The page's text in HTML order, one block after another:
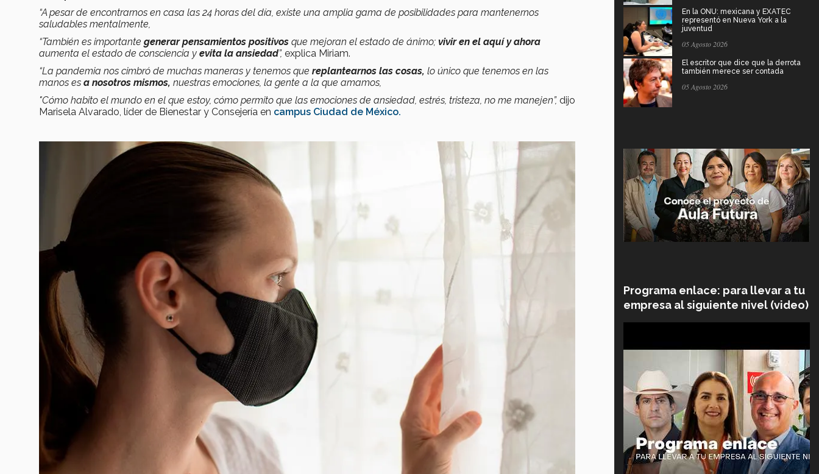
“A pesar de encontrarnos en casa las 24 horas del día, existe una amplia gama de posibilidades para mantenernos
saludables mentalmente,
“También es importante generar pensamientos positivos que mejoran el estado de ánimo; vivir en el aquí y ahora
aumenta el estado de consciencia y evita la ansiedad”, explica Miriam.
“La pandemia nos cimbró de muchas maneras y tenemos que replantearnos las cosas, lo único que tenemos en las
manos es a nosotros mismos, nuestras emociones, la gente a la que amamos,
"Cómo habito el mundo en el que estoy, cómo permito que las emociones de ansiedad, estrés, tristeza, no me manejen”, dijo
Marisela Alvarado, líder de Bienestar y Consejería en campus Ciudad de México.
En la ONU: mexicana y EXATEC
representó en Nueva York a la
juventud
05 Agosto 2026
El escritor que dice que la derrota
también merece ser contada
05 Agosto 2026
Programa enlace: para llevar a tu
empresa al siguiente nivel (video)